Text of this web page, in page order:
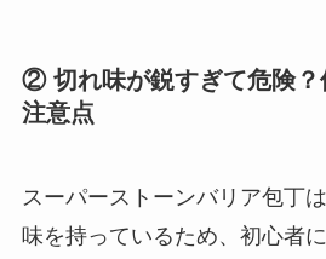
② 切れ味が鋭すぎて危険？
注意点
スーパーストーンバリア包丁
味を持っているため、初心者